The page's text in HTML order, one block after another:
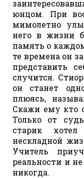
юнцом. При
мимолетно
него в жизни
память о
те времена он
представить
случится.
он станет
плюясь,
Скажи ему кто
Только от
старик
нескладной
Учитель
реальности и
никогда.